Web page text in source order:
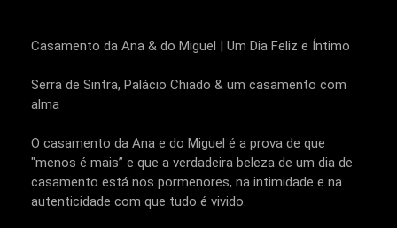
Casamento da Ana & do Miguel | Um Dia Feliz e Íntimo
Serra de Sintra, Palácio Chiado & um casamento com
alma
O casamento da Ana e do Miguel é a prova de que
"menos é mais” e que a verdadeira beleza de um dia de
casamento está nos pormenores, na intimidade e na
autenticidade com que tudo é vivido.